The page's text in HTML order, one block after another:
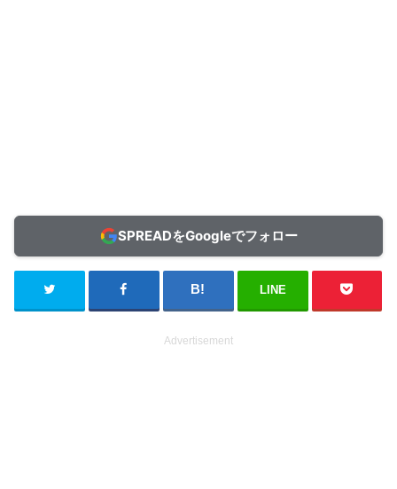
SPREADをGoogleでフォロー
LINE
Advertisement